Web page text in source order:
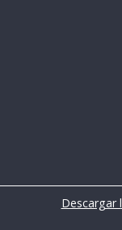
Descargar